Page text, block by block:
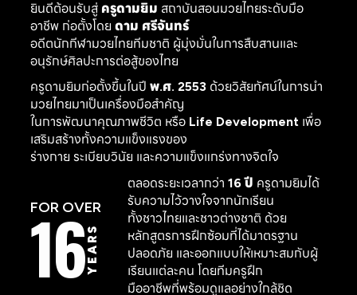
ยินดีต้อนรับสู่ ครูดามยิม สถาบันสอนมวยไทยระดับมือ
อาชีพ ก่อตั้งโดย ดาม ศรีจันทร์
อดีตนักกีฬามวยไทยทีมชาติ ผู้มุ่งมั่นในการสืบสานและ
อนุรักษ์ศิลปะการต่อสู้ของไทย
ครูดามยิมก่อตั้งขึ้นในปี พ.ศ. 2553ด้วยวิสัยทัศน์ในการนำ
มวยไทยมาเป็นเครื่องมือสำคัญ
ในการพัฒนาคุณภาพชีวิต หรือ Life Developmentเพื่อ
เสริมสร้างทั้งความแข็งแรงของ
ร่างกาย ระเบียบวินัย และความแข็งแกร่งทางจิตใจ
FOR OVER
16YEARS
ตลอดระยะเวลากว่า 16 ปี ครูดามยิมได้
รับความไว้วางใจจากนักเรียน
ทั้งชาวไทยและชาวต่างชาติ ด้วย
หลักสูตรการฝึกซ้อมที่ได้มาตรฐาน
ปลอดภัย และออกแบบให้เหมาะสมกับผู้
เรียนแต่ละคน โดยทีมครูฝึก
มืออาชีพที่พร้อมดูแลอย่างใกล้ชิด